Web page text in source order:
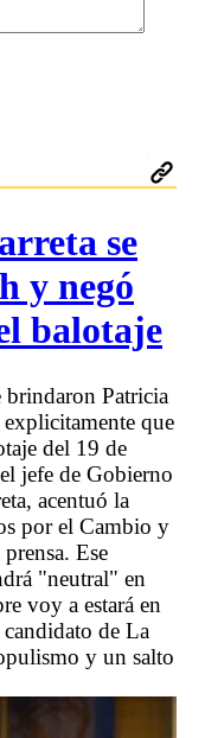
se
y negó
balotaje
brindaron Patricia
que
del 19 de
jefe de Gobierno
acentuó la
por el Cambio y
Ese
"neutral" en
voy a estará en
de La
y un salto